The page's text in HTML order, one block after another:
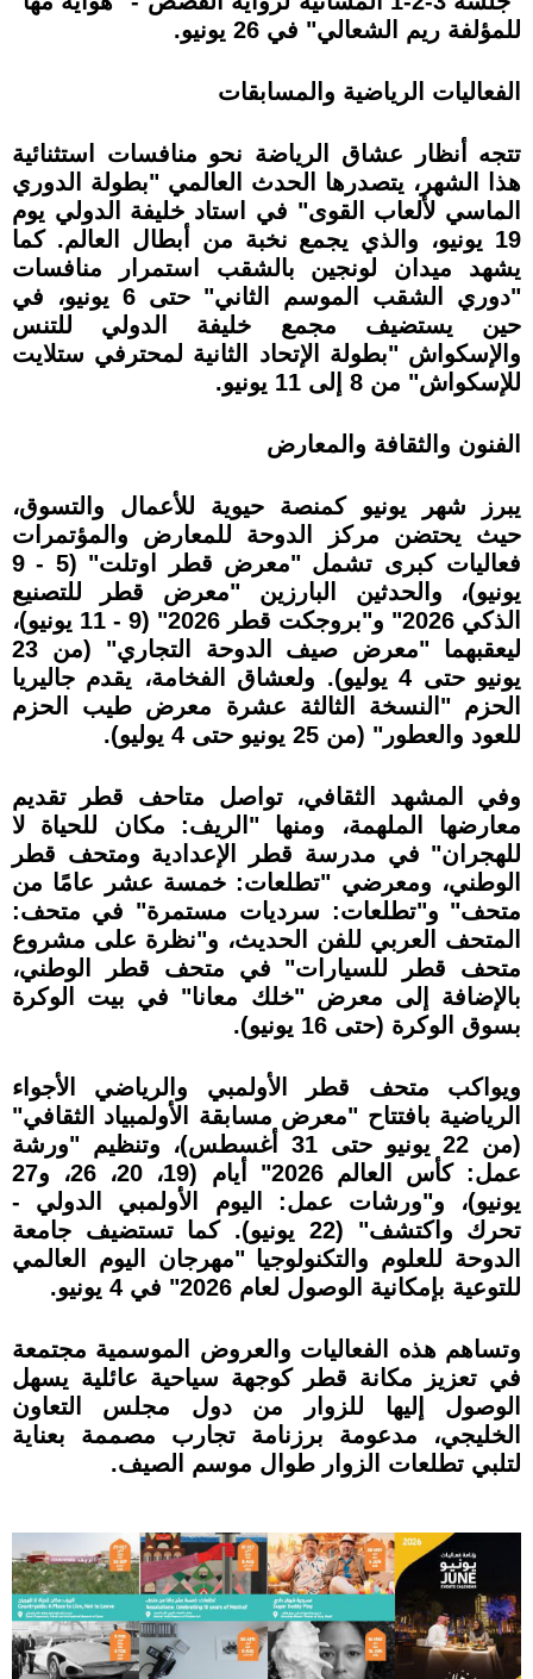
للمؤلفة ريم الشعالي" في 26 يونيو.
الفعاليات الرياضية والمسابقات
تتجه أنظار عشاق الرياضة نحو منافسات استثنائية
هذا الشهر، يتصدرها الحدث العالمي "بطولة الدوري
الماسي لألعاب القوى" في استاد خليفة الدولي يوم
19 يونيو، والذي يجمع نخبة من أبطال العالم. كما
يشهد ميدان لونجين بالشقب استمرار منافسات
"دوري الشقب الموسم الثاني" حتى 6 يونيو، في
حين يستضيف مجمع خليفة الدولي للتنس
والإسكواش "بطولة الإتحاد الثانية لمحترفي ستلايت
للإسكواش" من 8 إلى 11 يونيو.
الفنون والثقافة والمعارض
يبرز شهر يونيو كمنصة حيوية للأعمال والتسوق،
حيث يحتضن مركز الدوحة للمعارض والمؤتمرات
فعاليات كبرى تشمل "معرض قطر اوتلت" (5 - 9
يونيو)، والحدثين البارزين "معرض قطر للتصنيع
الذكي 2026" و"بروجكت قطر 2026" (9 - 11 يونيو)،
ليعقبهما "معرض صيف الدوحة التجاري" (من 23
يونيو حتى 4 يوليو). ولعشاق الفخامة، يقدم جاليريا
الحزم "النسخة الثالثة عشرة معرض طيب الحزم
للعود والعطور" (من 25 يونيو حتى 4 يوليو).
وفي المشهد الثقافي، تواصل متاحف قطر تقديم
معارضها الملهمة، ومنها "الريف: مكان للحياة لا
للهجران" في مدرسة قطر الإعدادية ومتحف قطر
الوطني، ومعرضي "تطلعات: خمسة عشر عامًا من
متحف" و"تطلعات: سرديات مستمرة" في متحف:
المتحف العربي للفن الحديث، و"نظرة على مشروع
متحف قطر للسيارات" في متحف قطر الوطني،
بالإضافة إلى معرض "خلك معانا" في بيت الوكرة
بسوق الوكرة (حتى 16 يونيو).
ويواكب متحف قطر الأولمبي والرياضي الأجواء
الرياضية بافتتاح "معرض مسابقة الأولمبياد الثقافي"
(من 22 يونيو حتى 31 أغسطس)، وتنظيم "ورشة
عمل: كأس العالم 2026" أيام (19، 20، 26، و27
يونيو)، و"ورشات عمل: اليوم الأولمبي الدولي -
تحرك واكتشف" (22 يونيو). كما تستضيف جامعة
الدوحة للعلوم والتكنولوجيا "مهرجان اليوم العالمي
للتوعية بإمكانية الوصول لعام 2026" في 4 يونيو.
وتساهم هذه الفعاليات والعروض الموسمية مجتمعة
في تعزيز مكانة قطر كوجهة سياحية عائلية يسهل
الوصول إليها للزوار من دول مجلس التعاون
الخليجي، مدعومة برزنامة تجارب مصممة بعناية
لتلبي تطلعات الزوار طوال موسم الصيف.